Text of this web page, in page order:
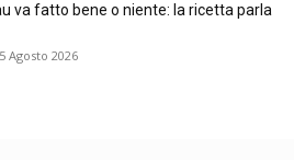
va fatto bene o niente: la ricetta parla
5 Agosto 2026